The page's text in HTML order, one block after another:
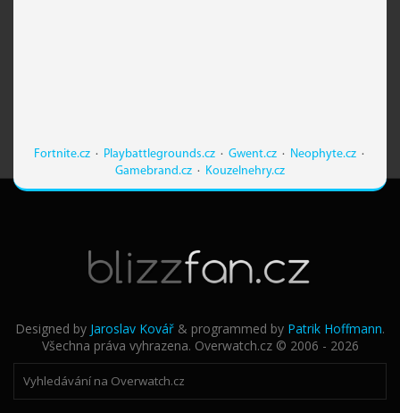
Fortnite.cz· Playbattlegrounds.cz· Gwent.cz· Neophyte.cz·
Gamebrand.cz · Kouzelnehry.cz
Designed by Jaroslav Kovář & programmed by Patrik Hoffmann.
Všechna práva vyhrazena. Overwatch.cz © 2006 - 2026